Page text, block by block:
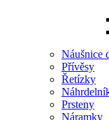
Náušnice
Přívěsy
Řetízky
Prsteny
Náramky